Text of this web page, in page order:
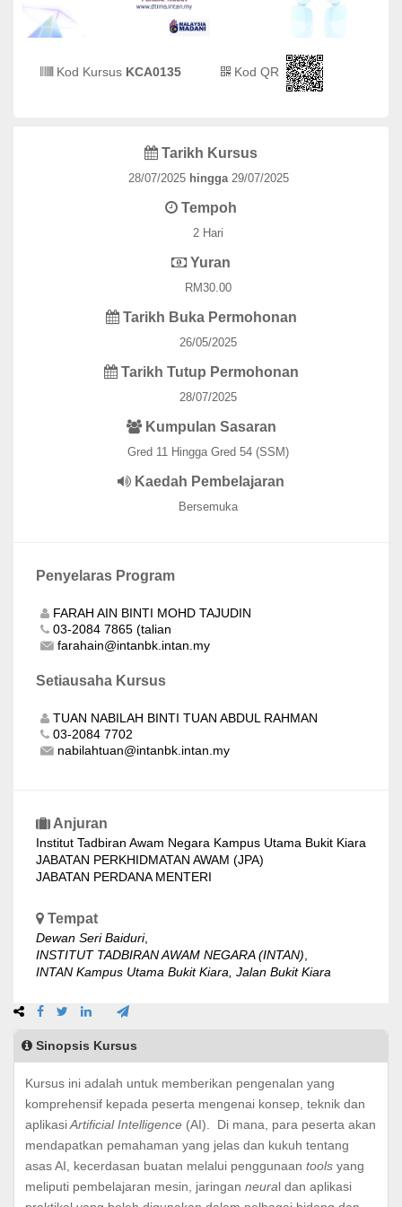
Kod Kursus KCA0135 Kod QR
Tarikh Kursus
28/07/2025 hingga29/07/2025
Tempoh
2 Hari
Yuran
RM30.00
Tarikh Buka Permohonan
26/05/2025
Tarikh Tutup Permohonan
28/07/2025
Kumpulan Sasaran
Gred 11 Hingga Gred 54 (SSM)
Kaedah Pembelajaran
Bersemuka
Penyelaras Program
FARAH AIN BINTI MOHD TAJUDIN
03-2084 7865 (talian
farahain@intanbk.intan.my
Setiausaha Kursus
TUAN NABILAH BINTI TUAN ABDUL RAHMAN
03-2084 7702
nabilahtuan@intanbk.intan.my
Anjuran
Institut Tadbiran Awam Negara Kampus Utama Bukit Kiara
JABATAN PERKHIDMATAN AWAM (JPA)
JABATAN PERDANA MENTERI
Tempat
Dewan Seri Baiduri,
INSTITUT TADBIRAN AWAM NEGARA (INTAN)
INTAN Kampus Utama Bukit Kiara, Jalan Bukit Kiara
Sinopsis Kursus
Kursus ini adalah untuk memberikan pengenalan yang
komprehensif kepada peserta mengenai konsep, teknik dan
aplikasiArtificial Intelligence (AI). Di mana, para peserta akan
mendapatkan pemahaman yang jelas dan kukuh tentang
asas AI, kecerdasan buatan melalui penggunaan tools yang
meliputi pembelajaran mesin, jaringan neural dan aplikasi